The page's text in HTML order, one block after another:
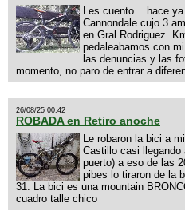
Les cuento... hace
Cannondale cujo 3
en Gral Rodriguez.
pedaleabamos con
las denuncias y las
momento, no paro de entrar a
26/08/25 00:42
ROBADA en Retiro anoche
Le robaron la bici a
Castillo casi llegando
puerto) a eso de las
pibes lo tiraron de la
31. La bici es una mountain
cuadro talle chico